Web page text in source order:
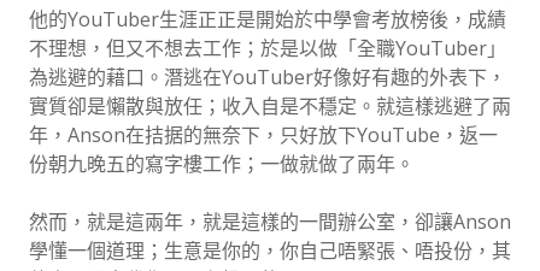
他的YouTuber生涯正正是開始於中學會考放榜後，成績
不理想，但又不想去工作；於是以做「全職YouTuber」
為逃避的藉口。潛逃在YouTuber好像好有趣的外表下，
實質卻是懶散與放任；收入自是不穩定。就這樣逃避了兩
年，Anson在拮据的無奈下，只好放下YouTube，返一
份朝九晚五的寫字樓工作；一做就做了兩年。
然而，就是這兩年，就是這樣的一間辦公室，卻讓Anson
學懂一個道理；生意是你的，你自己唔緊張、唔投份，其